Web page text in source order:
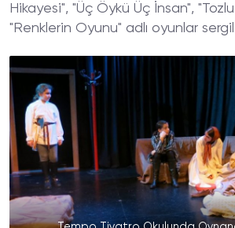
Hikayesi", "Üç Öykü Üç İnsan",
"Renklerin Oyunu" adlı oyunlar